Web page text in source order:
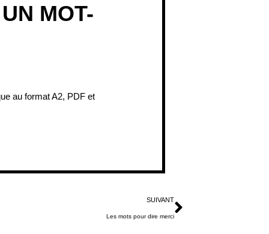
MOT-
au format A2, PDF et
SUIVANT
Les mots pour dire merci